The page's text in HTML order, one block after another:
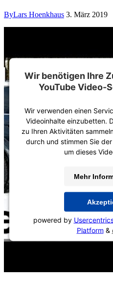
ByLars Hoenkhaus 3. März 2019
Wir benötigen Ihre
YouTube Video-
Wir verwenden einen
Videoinhalte einzubetten.
zu Ihren Aktivitäten
durch und stimmen Sie
um dieses
Mehr
powered by
Platform &